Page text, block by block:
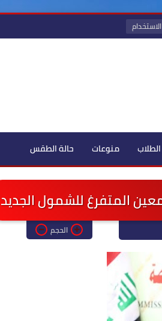
الطلاب منوعات حالة الطقس
المتفرغ للشمول الجديد
الحجم